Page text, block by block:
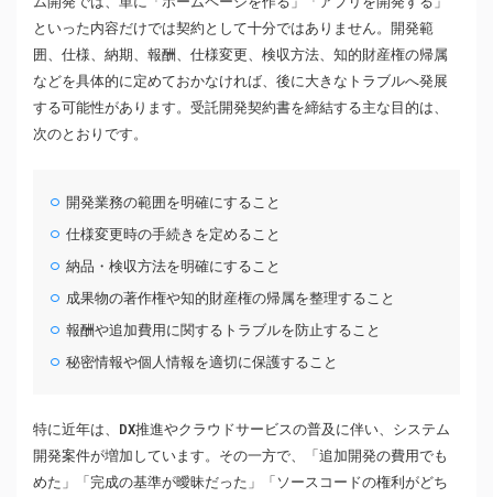
といった内容だけでは契約として十分ではありません。開発範
囲、仕様、納期、報酬、仕様変更、検収方法、知的財産権の帰属
などを具体的に定めておかなければ、後に大きなトラブルへ発展
する可能性があります。受託開発契約書を締結する主な目的は、
次のとおりです。
開発業務の範囲を明確にすること
仕様変更時の手続きを定めること
納品・検収方法を明確にすること
成果物の著作権や知的財産権の帰属を整理すること
報酬や追加費用に関するトラブルを防止すること
秘密情報や個人情報を適切に保護すること
特に近年は、DX推進やクラウドサービスの普及に伴い、システム
開発案件が増加しています。その一方で、「追加開発の費用でも
めた」「完成の基準が曖昧だった」「ソースコードの権利がどち